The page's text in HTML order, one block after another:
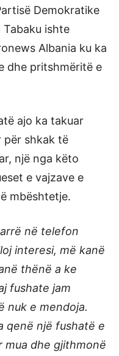
Demokratike
Tabaku ishte
Albania ku ka
dhe pritshmëritë e
ajo ka takuar
për shkak të
një nga këto
e vajzave e
mbështetje.
në telefon
interesi, më kanë
thënë a ke
fushate jam
nuk e mendoja.
qenë një fushatë e
mua dhe gjithmonë